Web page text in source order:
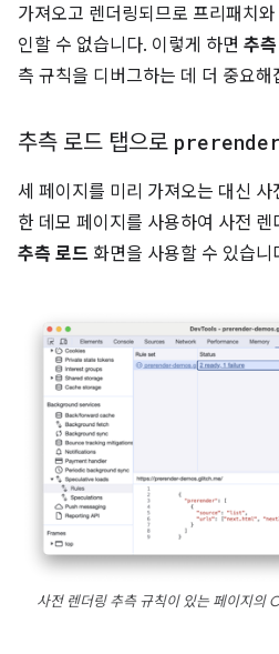
가져오고 렌더링되므로 프리패치와
인할 수 없습니다. 이렇게 하면 추
측 규칙을 디버그하는 데 더 중요해
추측 로드 탭으로 prerender
세 페이지를 미리 가져오는 대신
한 데모 페이지를 사용하여 사전
추측 로드 화면을 사용할 수 있습니
사전 렌더링 추측 규칙이 있는 페이지의